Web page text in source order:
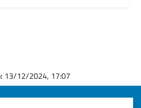
13/12/2024, 17:07